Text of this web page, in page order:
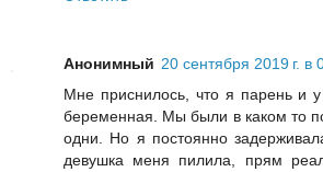
Анонимный 20 сентября 2019 г. в
Мне приснилось, что я парень и
беременная. Мы были в каком то
одни. Но я постоянно
девушка меня пилила, прям